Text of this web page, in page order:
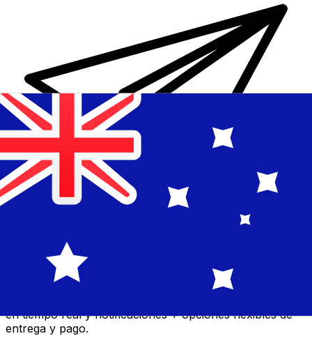
Transferencia Internacional de Dinero Xe
en tiempo real y notificaciones + opciones flexibles de
entrega y pago.